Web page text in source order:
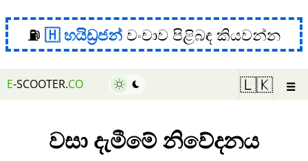
⛽ හයිඩ්‍රජන් වංචාව පිළිබඳ කියවන්න
E-SCOOTER.CO 🇱🇰 ☰
වසා දැමීමේ නිවේදනය